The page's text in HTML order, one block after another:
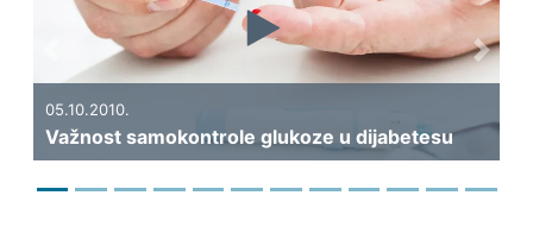
19.09.2010.
dijabetesa?
Previous Next